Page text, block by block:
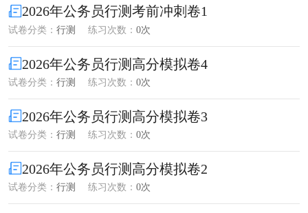
2026年公务员行测考前冲刺卷1
试卷分类： 行测 练习次数： 0次
2026年公务员行测高分模拟卷4
试卷分类： 行测 练习次数： 0次
2026年公务员行测高分模拟卷3
试卷分类： 行测 练习次数： 0次
2026年公务员行测高分模拟卷2
试卷分类： 行测 练习次数： 0次